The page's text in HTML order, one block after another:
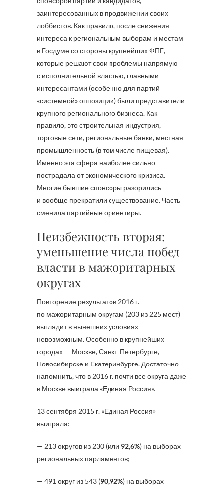
заинтересованных в продвижении своих
лоббистов. Как правило, после снижения
интереса к региональным выборам и местам
в Госдуме со стороны крупнейших ФПГ,
которые решают свои проблемы напрямую
с исполнительной властью, главными
интересантами (особенно для партий
«системной» оппозиции) были представители
крупного регионального бизнеса. Как
правило, это строительная индустрия,
торговые сети, региональные банки, местная
промышленность (в том числе пищевая).
Именно эта сфера наиболее сильно
пострадала от экономического кризиса.
Многие бывшие спонсоры разорились
и вообще прекратили существование. Часть
сменила партийные ориентиры.
Неизбежность вторая:
уменьшение числа побед
власти в мажоритарных
округах
Повторение результатов 2016 г.
по мажоритарным округам (203 из 225 мест)
выглядит в нынешних условиях
невозможным. Особенно в крупнейших
городах — Москве, Санкт-Петербурге,
Новосибирске и Екатеринбурге. Достаточно
напомнить, что в 2016 г. почти все округа даже
в Москве выиграла «Единая Россия».
13 сентября 2015 г. «Единая Россия»
выиграла:
— 213 округов из 230 (или 92,6%) на выборах
региональных парламентов;
— 491 округ из 543 (90,92%) на выборах